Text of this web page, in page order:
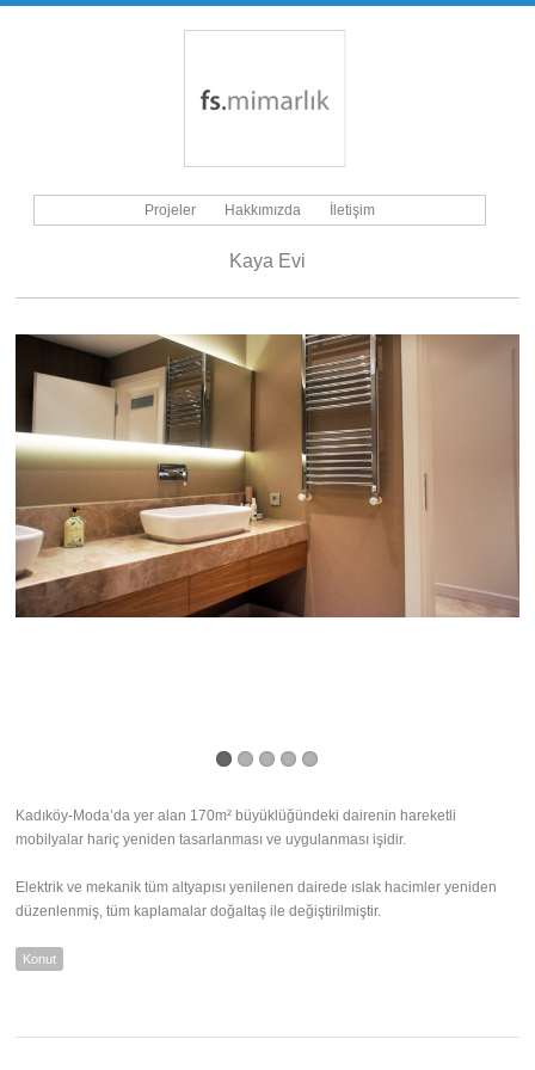
Projeler Hakkımızda İletişim
Kaya Evi
Kadıköy-Moda’da yer alan 170m² büyüklüğündeki dairenin hareketli
mobilyalar hariç yeniden tasarlanması ve uygulanması işidir.
Elektrik ve mekanik tüm altyapısı yenilenen dairede ıslak hacimler yeniden
düzenlenmiş, tüm kaplamalar doğaltaş ile değiştirilmiştir.
Konut